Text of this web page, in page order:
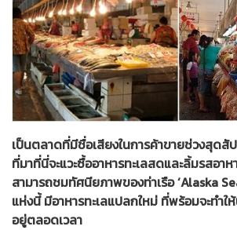
เป็นตลาดที่มีชื่อเสียงในการค้าขายช่วงสุดสั
ที่มาที่นี่จะแวะซื้ออาหารทะเลสดและลิ้มรสอา
สามารถชมทัศนียภาพของท่าเรือ ‘Alaska
แห่งนี้ มีอาหารทะเลแปลกใหม่ ที่พร้อมจะทำ
อยู่ตลอดเวลา